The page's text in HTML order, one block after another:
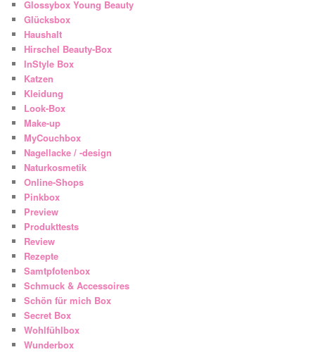
Glossybox Young Beauty
Glücksbox
Haushalt
Hirschel Beauty-Box
InStyle Box
Katzen
Kleidung
Look-Box
Make-up
MyCouchbox
Nagellacke / -design
Naturkosmetik
Online-Shops
Pinkbox
Preview
Produkttests
Review
Rezepte
Samtpfotenbox
Schmuck & Accessoires
Schön für mich Box
Secret Box
Wohlfühlbox
Wunderbox